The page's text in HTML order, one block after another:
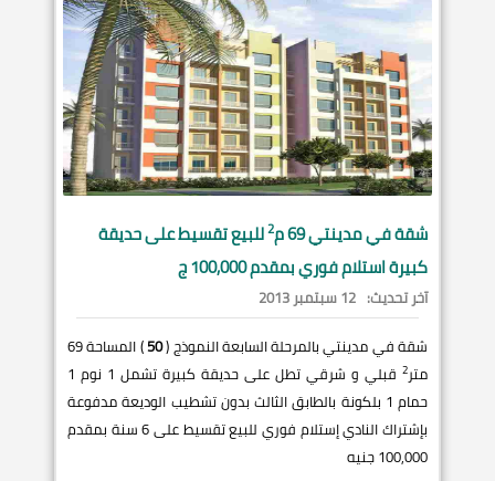
شقة فيمدينتي69 م 2للبيع تقسيط على حديقة
كبيرة استلام فوري بمقدم 100,000 ج
آخر تحديث: 12 سبتمبر 2013
شقة في مدينتي بالمرحلة السابعة النموذج (50
) المساحة 69
متر2
قبلي و شرقي تطل على حديقة كبيرة تشمل 1 نوم 1
حمام 1 بلكونة بالطابق الثالث بدون تشطيب الوديعة مدفوعة
بإشتراك النادي إستلام فوري للبيع تقسيط على 6 سنة بمقدم
100,000 جنيه